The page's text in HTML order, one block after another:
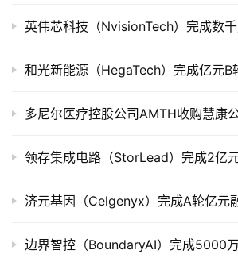
上
投
据
创
业
院
英伟芯科技（NvisionTech）完成数
和光新能源（HegaTech）完成亿元B
多尼尔医疗控股公司AMTH收购慧康公
领存集成电路（StorLead）完成2亿
济元基因（Celgenyx）完成A轮亿元
边界智控（BoundaryAI）完成5000